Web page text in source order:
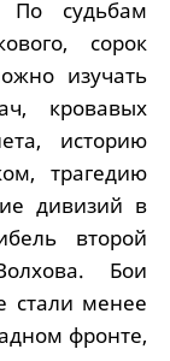
По судьбам
сорок
изучать
кровавых
историю
трагедию
дивизий в
второй
Бои
стали менее
фронте,